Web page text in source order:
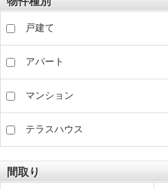
戸建て
アパート
マンション
テラスハウス
間取り